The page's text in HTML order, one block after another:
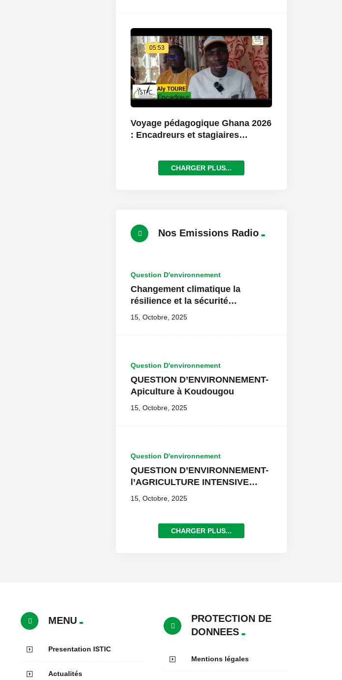
05:53
Voyage pédagogique Ghana 2026
: Encadreurs et stagiaires
exceptionnelle
CHARGER PLUS...
Nos Emissions Radio
Question D'environnement
Changement climatique la
résilience et la sécurité
15, Octobre, 2025
Question D'environnement
QUESTION D’ENVIRONNEMENT-
Apiculture à Koudougou
15, Octobre, 2025
Question D'environnement
QUESTION D’ENVIRONNEMENT-
l’AGRICULTURE INTENSIVE
dans le CENTRE EST
15, Octobre, 2025
CHARGER PLUS...
MENU
Presentation ISTIC
Actualités
PROTECTION DE
DONNEES
Mentions légales